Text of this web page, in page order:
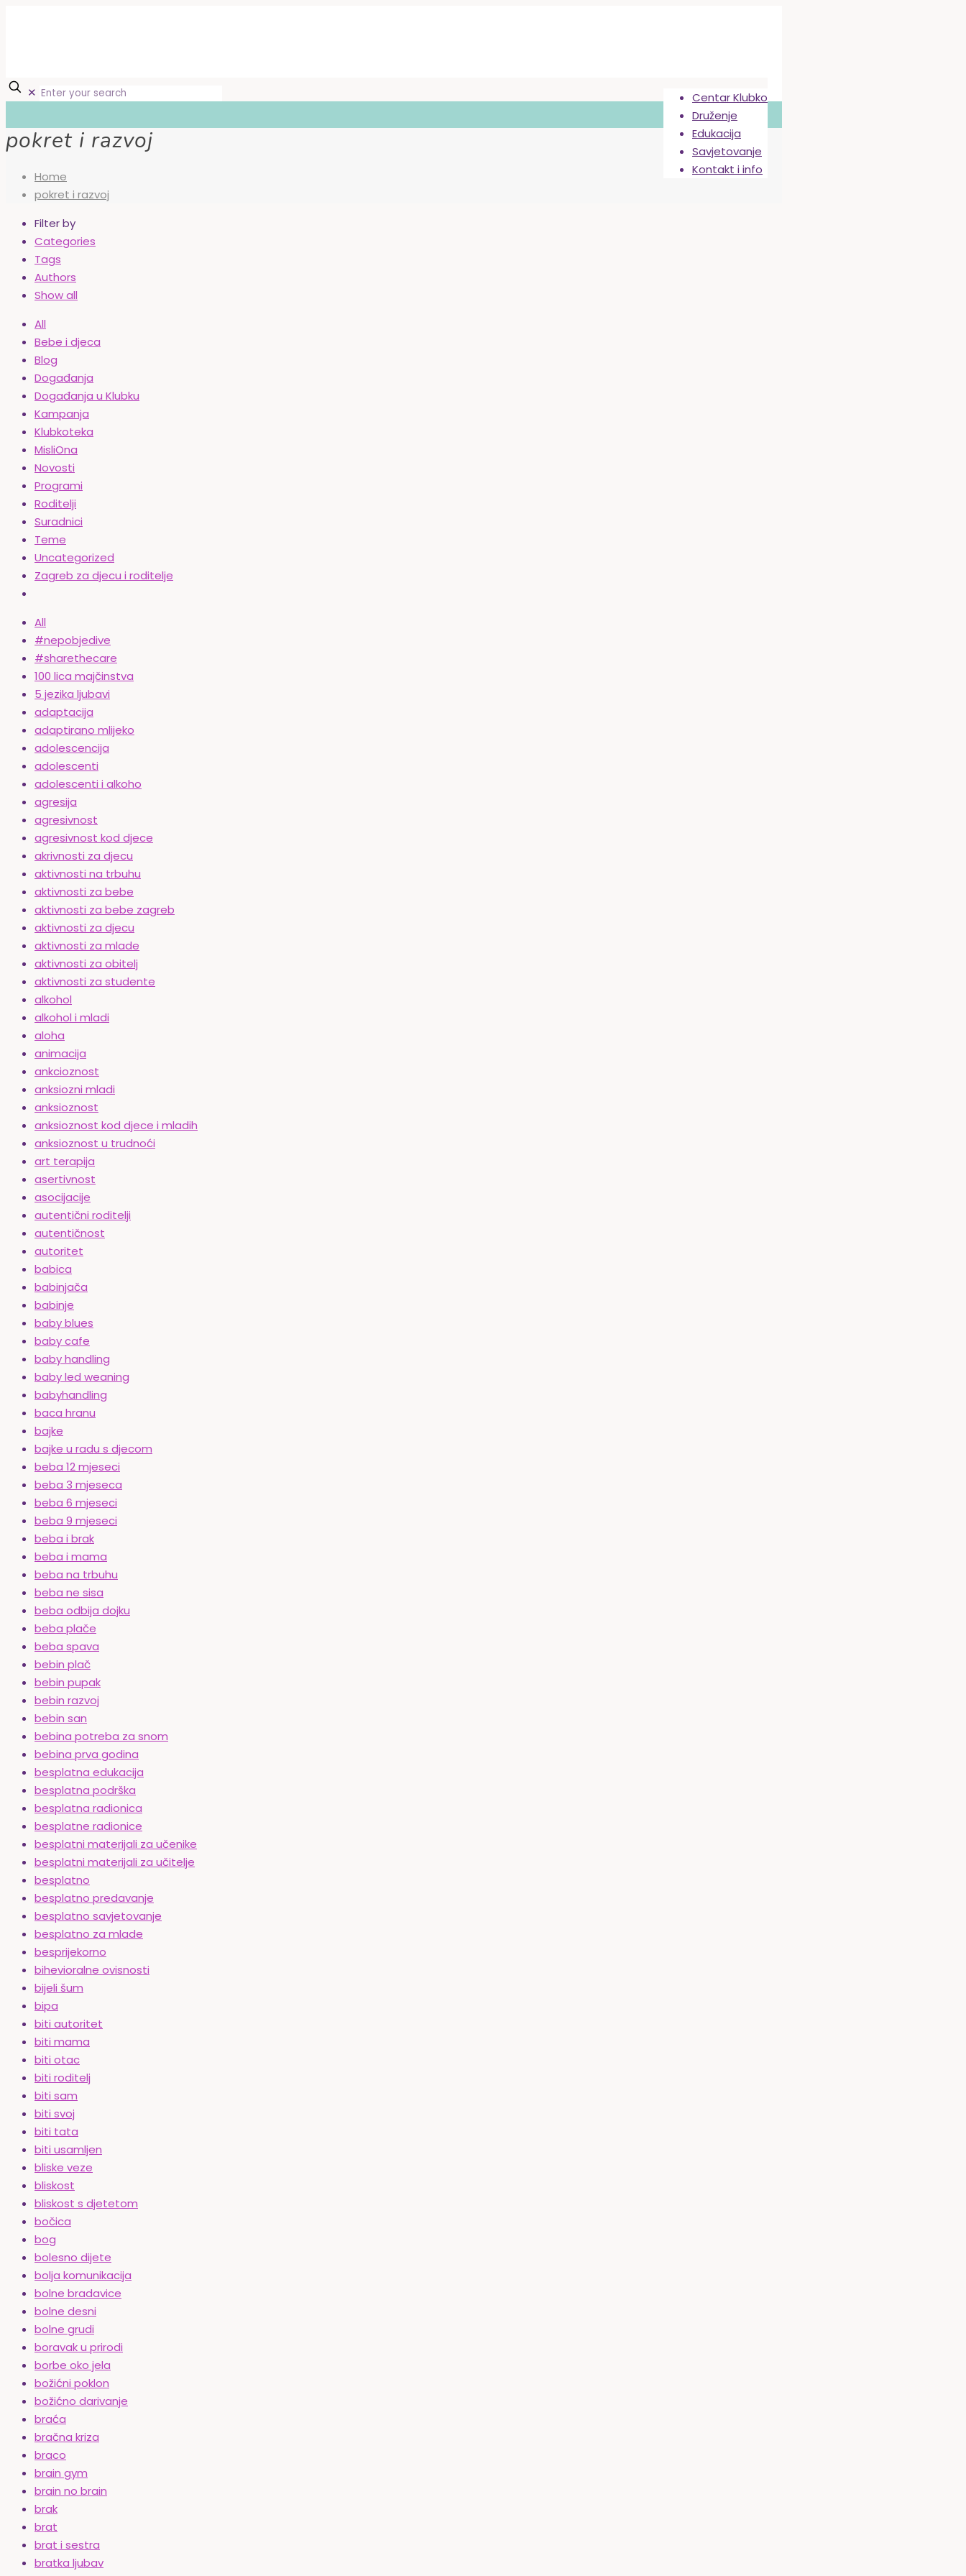
Centar Klubko
Druženje
Edukacija
Savjetovanje
Kontakt i info
✕
pokret i razvoj
Home
pokret i razvoj
Filter by
Categories
Tags
Authors
Show all
All
Bebe i djeca
Blog
Događanja
Događanja u Klubku
Kampanja
Klubkoteka
MisliOna
Novosti
Programi
Roditelji
Suradnici
Teme
Uncategorized
Zagreb za djecu i roditelje
All
#nepobjedive
#sharethecare
100 lica majčinstva
5 jezika ljubavi
adaptacija
adaptirano mlijeko
adolescencija
adolescenti
adolescenti i alkoho
agresija
agresivnost
agresivnost kod djece
akrivnosti za djecu
aktivnosti na trbuhu
aktivnosti za bebe
aktivnosti za bebe zagreb
aktivnosti za djecu
aktivnosti za mlade
aktivnosti za obitelj
aktivnosti za studente
alkohol
alkohol i mladi
aloha
animacija
ankcioznost
anksiozni mladi
anksioznost
anksioznost kod djece i mladih
anksioznost u trudnoći
art terapija
asertivnost
asocijacije
autentični roditelji
autentičnost
autoritet
babica
babinjača
babinje
baby blues
baby cafe
baby handling
baby led weaning
babyhandling
baca hranu
bajke
bajke u radu s djecom
beba 12 mjeseci
beba 3 mjeseca
beba 6 mjeseci
beba 9 mjeseci
beba i brak
beba i mama
beba na trbuhu
beba ne sisa
beba odbija dojku
beba plače
beba spava
bebin plač
bebin pupak
bebin razvoj
bebin san
bebina potreba za snom
bebina prva godina
besplatna edukacija
besplatna podrška
besplatna radionica
besplatne radionice
besplatni materijali za učenike
besplatni materijali za učitelje
besplatno
besplatno predavanje
besplatno savjetovanje
besplatno za mlade
besprijekorno
bihevioralne ovisnosti
bijeli šum
bipa
biti autoritet
biti mama
biti otac
biti roditelj
biti sam
biti svoj
biti tata
biti usamljen
bliske veze
bliskost
bliskost s djetetom
bočica
bog
bolesno dijete
bolja komunikacija
bolne bradavice
bolne desni
bolne grudi
boravak u prirodi
borbe oko jela
božićni poklon
božićno darivanje
braća
bračna kriza
braco
brain gym
brain no brain
brak
brat
brat i sestra
bratka ljubav